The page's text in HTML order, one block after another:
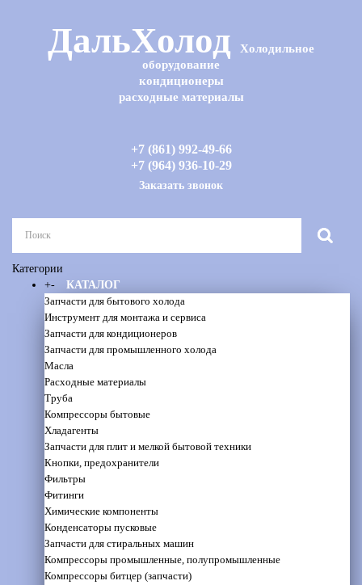
ДальХолод
Холодильное
оборудование
кондиционеры
расходные материалы
+7 (861) 992-49-66
+7 (964) 936-10-29
Заказать звонок
Категории
+-
КАТАЛОГ
Запчасти для бытового холода
Инструмент для монтажа и сервиса
Запчасти для кондиционеров
Запчасти для промышленного холода
Масла
Расходные материалы
Труба
Компрессоры бытовые
Хладагенты
Запчасти для плит и мелкой бытовой техники
Кнопки, предохранители
Фильтры
Фитинги
Химические компоненты
Конденсаторы пусковые
Запчасти для стиральных машин
Компрессоры промышленные, полупромышленные
Компрессоры битцер (запчасти)